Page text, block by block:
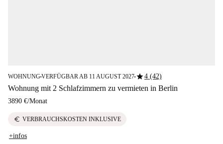
WOHNUNG■VERFÜGBAR AB 11 AUGUST 2027■star4 (42)
Wohnung mit 2 Schlafzimmern zu vermieten in Berlin
3890 €/Monat
euro VERBRAUCHSKOSTEN INKLUSIVE
+infos